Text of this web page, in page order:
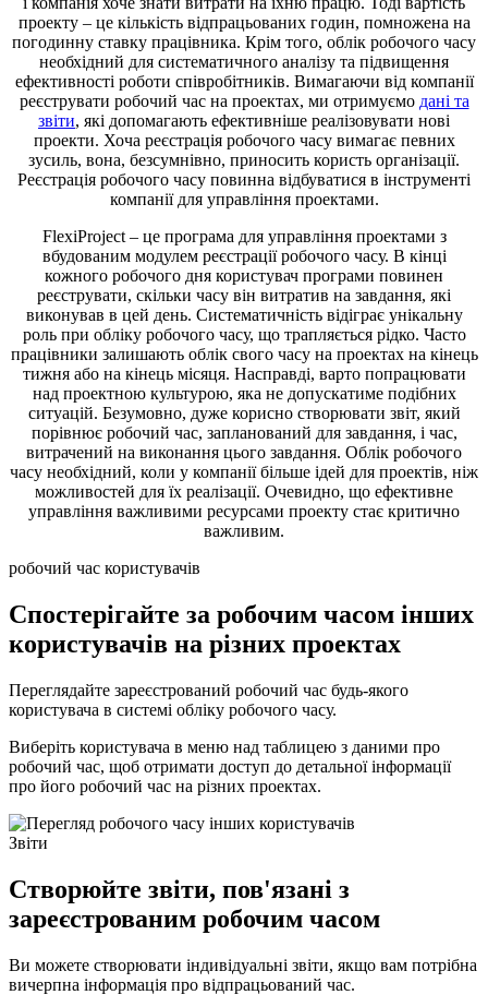
проекту – це кількість відпрацьованих годин, помножена на
погодинну ставку працівника. Крім того, облік робочого часу
необхідний для систематичного аналізу та підвищення
ефективності роботи співробітників. Вимагаючи від компанії
реєструвати робочий час на проектах, ми отримуємо дані та
звіти, які допомагають ефективніше реалізовувати нові
проекти. Хоча реєстрація робочого часу вимагає певних
зусиль, вона, безсумнівно, приносить користь організації.
Реєстрація робочого часу повинна відбуватися в інструменті
компанії для управління проектами.
FlexiProject – це програма для управління проектами з
вбудованим модулем реєстрації робочого часу. В кінці
кожного робочого дня користувач програми повинен
реєструвати, скільки часу він витратив на завдання, які
виконував в цей день. Систематичність відіграє унікальну
роль при обліку робочого часу, що трапляється рідко. Часто
працівники залишають облік свого часу на проектах на кінець
тижня або на кінець місяця. Насправді, варто попрацювати
над проектною культурою, яка не допускатиме подібних
ситуацій. Безумовно, дуже корисно створювати звіт, який
порівнює робочий час, запланований для завдання, і час,
витрачений на виконання цього завдання. Облік робочого
часу необхідний, коли у компанії більше ідей для проектів, ніж
можливостей для їх реалізації. Очевидно, що ефективне
управління важливими ресурсами проекту стає критично
важливим.
робочий час користувачів
Спостерігайте за робочим часом інших
користувачів на різних проектах
Переглядайте зареєстрований робочий час будь-якого
користувача в системі обліку робочого часу.
Виберіть користувача в меню над таблицею з даними про
робочий час, щоб отримати доступ до детальної інформації
про його робочий час на різних проектах.
Звіти
Створюйте звіти, пов'язані з
зареєстрованим робочим часом
Ви можете створювати індивідуальні звіти, якщо вам потрібна
вичерпна інформація про відпрацьований час.